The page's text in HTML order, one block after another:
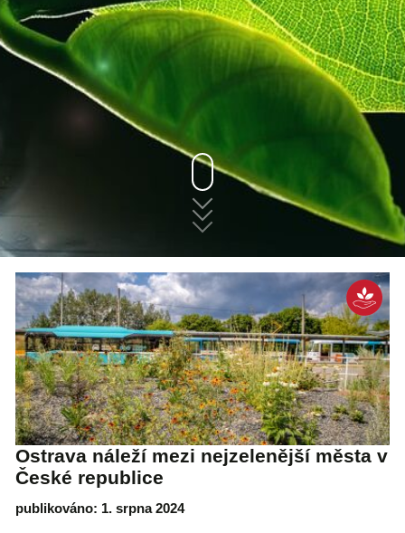
Ostrava náleží mezi nejzelenější města v
České republice
publikováno: 1. srpna 2024